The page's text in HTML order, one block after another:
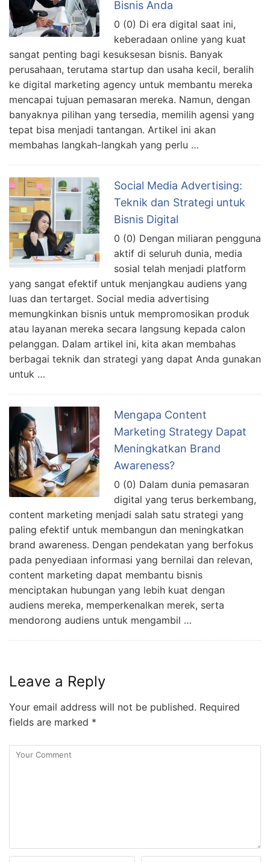
Bisnis Anda
0 (0) Di era digital saat ini,
keberadaan online yang kuat
sangat penting bagi kesuksesan bisnis. Banyak
perusahaan, terutama startup dan usaha kecil, beralih
ke digital marketing agency untuk membantu mereka
mencapai tujuan pemasaran mereka. Namun, dengan
banyaknya pilihan yang tersedia, memilih agensi yang
tepat bisa menjadi tantangan. Artikel ini akan
membahas langkah-langkah yang perlu …
Social Media Advertising:
Teknik dan Strategi untuk
Bisnis Digital
0 (0) Dengan miliaran pengguna
aktif di seluruh dunia, media
sosial telah menjadi platform
yang sangat efektif untuk menjangkau audiens yang
luas dan tertarget. Social media advertising
memungkinkan bisnis untuk mempromosikan produk
atau layanan mereka secara langsung kepada calon
pelanggan. Dalam artikel ini, kita akan membahas
berbagai teknik dan strategi yang dapat Anda gunakan
untuk …
Mengapa Content
Marketing Strategy Dapat
Meningkatkan Brand
Awareness?
0 (0) Dalam dunia pemasaran
digital yang terus berkembang,
content marketing menjadi salah satu strategi yang
paling efektif untuk membangun dan meningkatkan
brand awareness. Dengan pendekatan yang berfokus
pada penyediaan informasi yang bernilai dan relevan,
content marketing dapat membantu bisnis
menciptakan hubungan yang lebih kuat dengan
audiens mereka, memperkenalkan merek, serta
mendorong audiens untuk mengambil …
Leave a Reply
Your email address will not be published. Required
fields are marked *